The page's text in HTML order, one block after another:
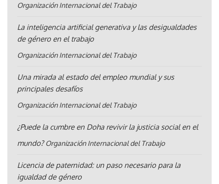
Organización Internacional del Trabajo
La inteligencia artificial generativa y las desigualdades
de género en el trabajo
Organización Internacional del Trabajo
Una mirada al estado del empleo mundial y sus
principales desafíos
Organización Internacional del Trabajo
¿Puede la cumbre en Doha revivir la justicia social en el
mundo? Organización Internacional del Trabajo
Licencia de paternidad: un paso necesario para la
igualdad de género